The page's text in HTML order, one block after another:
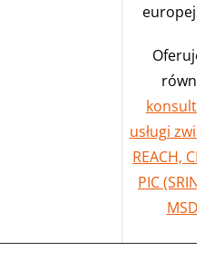
Oferujemy
również
usługi
REACH, CLP,
PIC (SRIN,
MSDS